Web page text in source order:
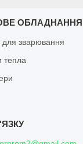
ОБЛАДНАННЯ
для зварювання
тепла